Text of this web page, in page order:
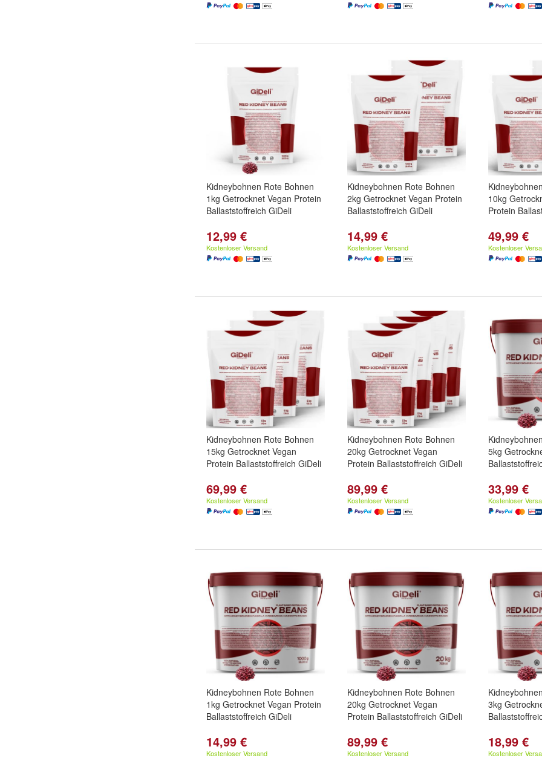
Kidneybohnen Rote Bohnen
1kg Getrocknet Vegan Protein
Ballaststoffreich GiDeli
12,99 €
Kostenloser Versand
Kidneybohnen Rote Bohnen
2kg Getrocknet Vegan Protein
Ballaststoffreich GiDeli
14,99 €
Kostenloser Versand
10kg
Protein
49,99 €
Kostenloser
Kidneybohnen Rote Bohnen
15kg Getrocknet Vegan
Protein Ballaststoffreich GiDeli
69,99 €
Kostenloser Versand
Kidneybohnen Rote Bohnen
20kg Getrocknet Vegan
Protein Ballaststoffreich GiDeli
89,99 €
Kostenloser Versand
5kg
33,99 €
Kostenloser
Kidneybohnen Rote Bohnen
1kg Getrocknet Vegan Protein
Ballaststoffreich GiDeli
14,99 €
Kostenloser Versand
Kidneybohnen Rote Bohnen
20kg Getrocknet Vegan
Protein Ballaststoffreich GiDeli
89,99 €
Kostenloser Versand
3kg
18,99 €
Kostenloser